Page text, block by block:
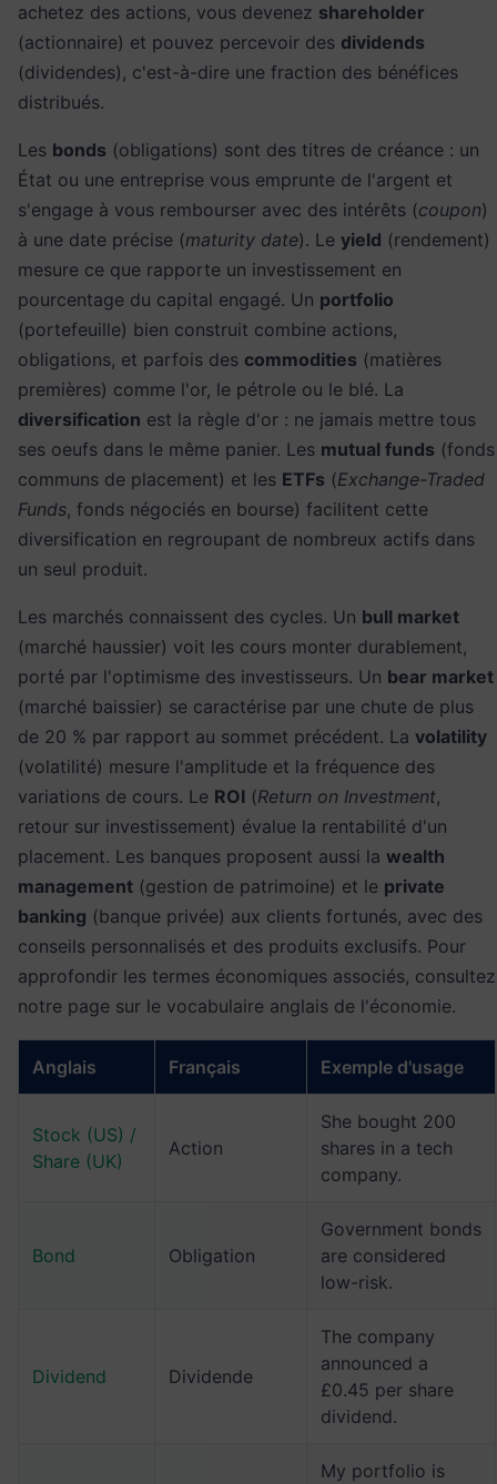
achetez des actions, vous devenez shareholder
(actionnaire) et pouvez percevoir des dividends
(dividendes), c'est-à-dire une fraction des bénéfices
distribués.
Les bonds (obligations) sont des titres de créance : un
État ou une entreprise vous emprunte de l'argent et
s'engage à vous rembourser avec des intérêts (coupon)
à une date précise (maturity date). Le yield (rendement)
mesure ce que rapporte un investissement en
pourcentage du capital engagé. Un portfolio
(portefeuille) bien construit combine actions,
obligations, et parfois des commodities (matières
premières) comme l'or, le pétrole ou le blé. La
diversification est la règle d'or : ne jamais mettre tous
ses oeufs dans le même panier. Les mutual funds (fonds
communs de placement) et les ETFs (Exchange-Traded
Funds, fonds négociés en bourse) facilitent cette
diversification en regroupant de nombreux actifs dans
un seul produit.
Les marchés connaissent des cycles. Un bull market
(marché haussier) voit les cours monter durablement,
porté par l'optimisme des investisseurs. Un bear market
(marché baissier) se caractérise par une chute de plus
de 20 % par rapport au sommet précédent. La volatility
(volatilité) mesure l'amplitude et la fréquence des
variations de cours. Le ROI (Return on Investment,
retour sur investissement) évalue la rentabilité d'un
placement. Les banques proposent aussi la wealth
management (gestion de patrimoine) et le private
banking (banque privée) aux clients fortunés, avec des
conseils personnalisés et des produits exclusifs. Pour
approfondir les termes économiques associés, consultez
notre page sur le vocabulaire anglais de l'économie.
Anglais Français Exemple d'usage
Stock (US) /
Share (UK)
Action
She bought 200
shares in a tech
company.
Bond Obligation
Government bonds
are considered
low-risk.
Dividend Dividende
The company
announced a
£0.45 per share
dividend.
My portfolio is